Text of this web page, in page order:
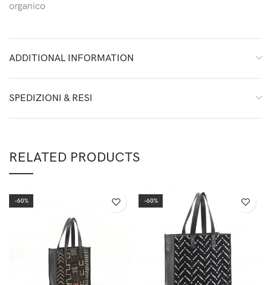
organico
ADDITIONAL INFORMATION
SPEDIZIONI & RESI
RELATED PRODUCTS
-60% -60%